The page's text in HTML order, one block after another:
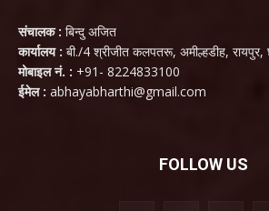
संचालक : बिन्दु अजित
कार्यालय : बी./4 श्रीजीत कलपतरू, अमील्हडीह, रायपुर,
मोबाइल नं. : +91- 8224833100
ईमेल : abhayabharthi@gmail.com
FOLLOW US